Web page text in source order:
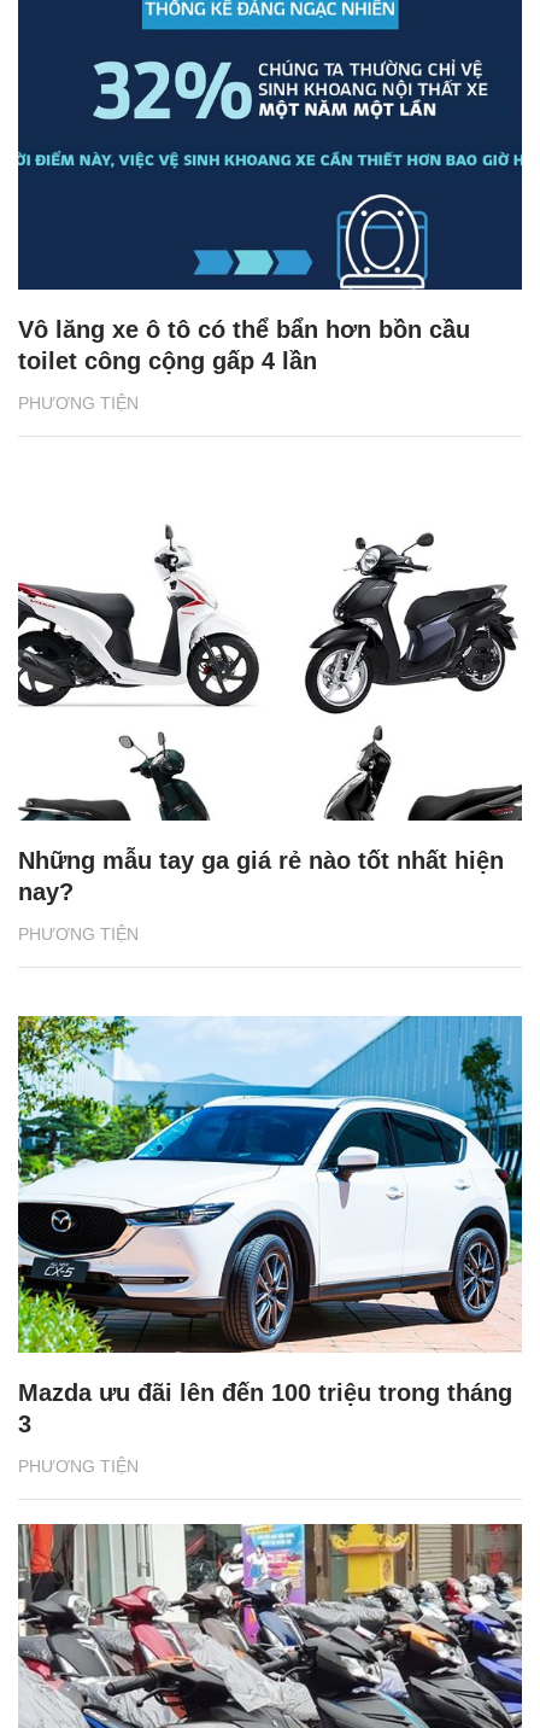
PHƯƠNG TIỆN
Vô lăng xe ô tô có thể bẩn hơn bồn cầu
toilet công cộng gấp 4 lần
PHƯƠNG TIỆN
Những mẫu tay ga giá rẻ nào tốt nhất hiện
nay?
PHƯƠNG TIỆN
Mazda ưu đãi lên đến 100 triệu trong tháng
3